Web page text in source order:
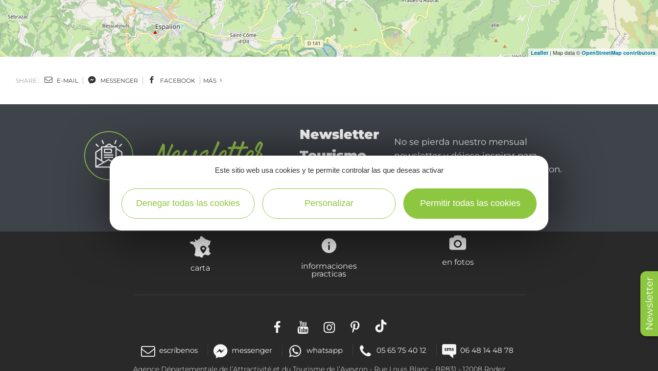
Newsletter
Leaflet | Map data © OpenStreetMap contributors
SHARE : E-MAIL MESSENGER FACEBOOK MÁS
Newsletter
Tourismo
en Aveyron
No se pierda nuestro mensual
newsletter y déjese inspirar para
disfrutar de su estancia en el Aveyron.
¡SUSCRÍBASE A NUESTRO NEWSLETTER AQUÍ!
carta
informaciones
practicas
en fotos
escríbenos messenger whatsapp 05 65 75 40 12 06 48 14 48 78
Agence Départementale de l’Attractivité et du Tourisme de l’Aveyron - Rue Louis Blanc - BP831 - 12008 Rodez
Este sitio web usa cookies y te permite controlar las que deseas activar
Denegar todas las cookies Personalizar Permitir todas las cookies